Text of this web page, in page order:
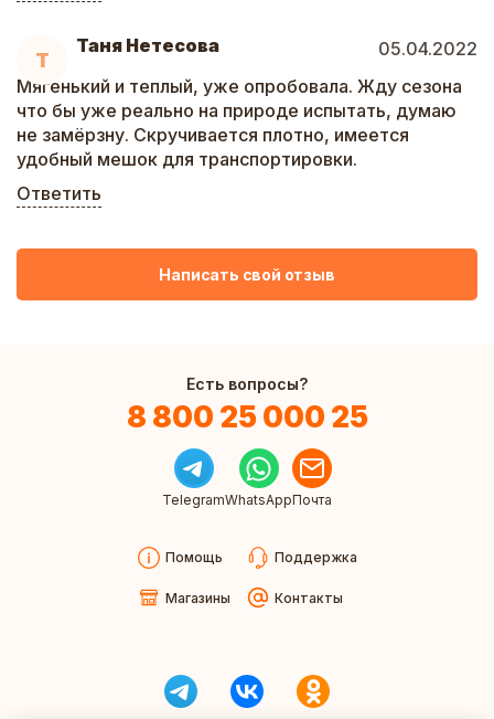
Т
Таня Нетесова
05.04.2022
Мягенький и теплый, уже опробовала. Жду сезона
что бы уже реально на природе испытать, думаю
не замёрзну. Скручивается плотно, имеется
удобный мешок для транспортировки.
Ответить
Написать свой отзыв
Есть вопросы?
8 800 25 000 25
TelegramWhatsAppПочта
Помощь Поддержка
Магазины Контакты